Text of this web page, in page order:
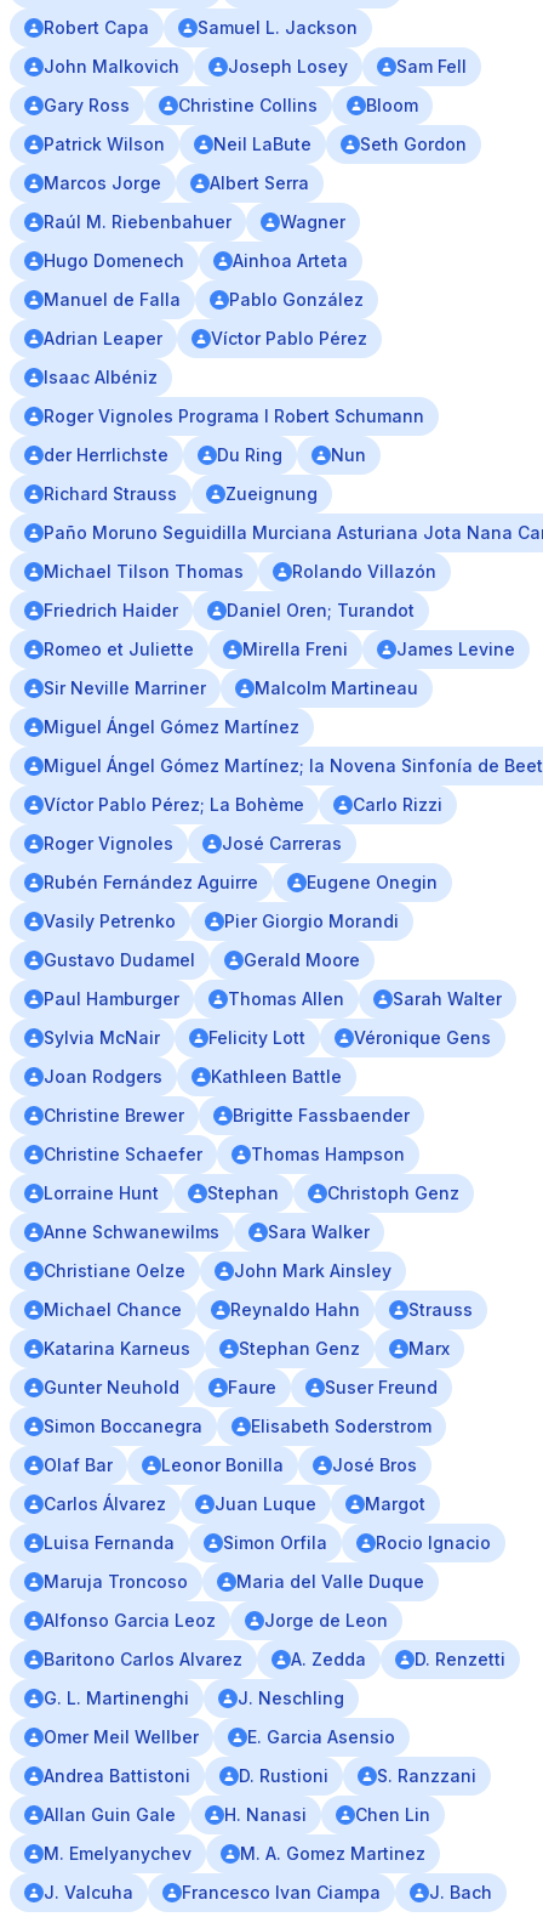
Robert Capa
Samuel L. Jackson
John Malkovich
Joseph Losey
Sam Fell
Gary Ross
Christine Collins
Bloom
Patrick Wilson
Neil LaBute
Seth Gordon
Marcos Jorge
Albert Serra
Raúl M. Riebenbahuer
Wagner
Hugo Domenech
Ainhoa Arteta
Manuel de Falla
Pablo González
Adrian Leaper
Víctor Pablo Pérez
Isaac Albéniz
Roger Vignoles Programa I Robert Schumann
der Herrlichste
Du Ring
Nun
Richard Strauss
Zueignung
Paño Moruno Seguidilla Murciana Asturiana Jota Nana
Michael Tilson Thomas
Rolando Villazón
Friedrich Haider
Daniel Oren; Turandot
Romeo et Juliette
Mirella Freni
James Levine
Sir Neville Marriner
Malcolm Martineau
Miguel Ángel Gómez Martínez
Miguel Ángel Gómez Martínez; la Novena Sinfonía de
Víctor Pablo Pérez; La Bohème
Carlo Rizzi
Roger Vignoles
José Carreras
Rubén Fernández Aguirre
Eugene Onegin
Vasily Petrenko
Pier Giorgio Morandi
Gustavo Dudamel
Gerald Moore
Paul Hamburger
Thomas Allen
Sarah Walter
Sylvia McNair
Felicity Lott
Véronique Gens
Joan Rodgers
Kathleen Battle
Christine Brewer
Brigitte Fassbaender
Christine Schaefer
Thomas Hampson
Lorraine Hunt
Stephan
Christoph Genz
Anne Schwanewilms
Sara Walker
Christiane Oelze
John Mark Ainsley
Michael Chance
Reynaldo Hahn
Strauss
Katarina Karneus
Stephan Genz
Marx
Gunter Neuhold
Faure
Suser Freund
Simon Boccanegra
Elisabeth Soderstrom
Olaf Bar
Leonor Bonilla
José Bros
Carlos Álvarez
Juan Luque
Margot
Luisa Fernanda
Simon Orfila
Rocio Ignacio
Maruja Troncoso
Maria del Valle Duque
Alfonso Garcia Leoz
Jorge de Leon
Baritono Carlos Alvarez
A. Zedda
D. Renzetti
G. L. Martinenghi
J. Neschling
Omer Meil Wellber
E. Garcia Asensio
Andrea Battistoni
D. Rustioni
S. Ranzzani
Allan Guin Gale
H. Nanasi
Chen Lin
M. Emelyanychev
M. A. Gomez Martinez
J. Valcuha
Francesco Ivan Ciampa J. Bach